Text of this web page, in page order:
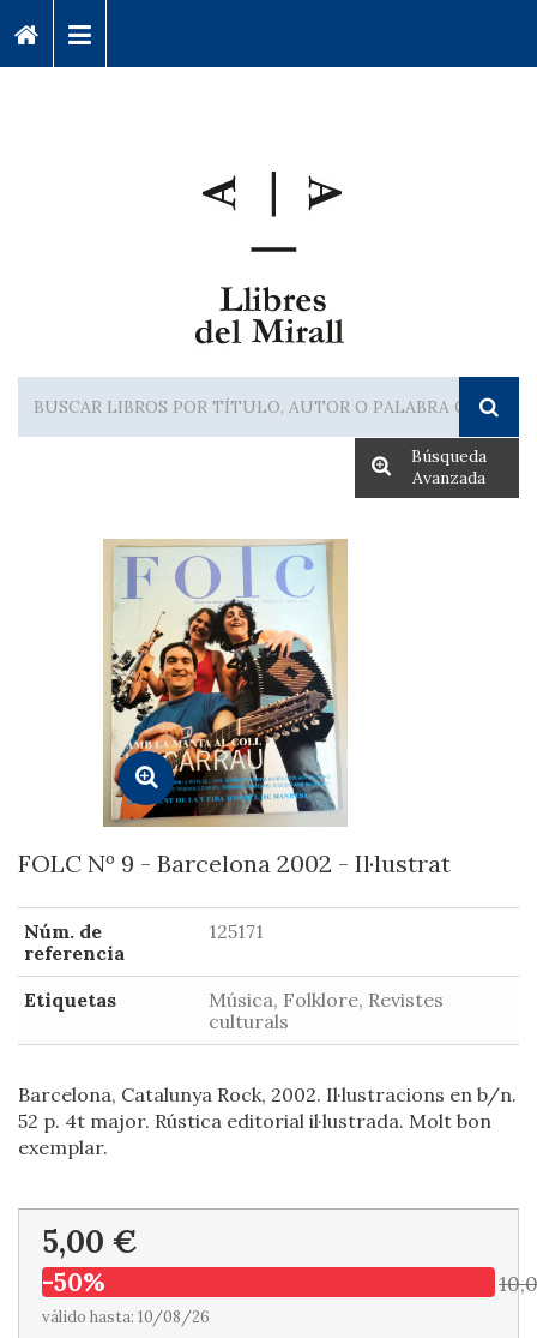
Búsqueda
Avanzada
FOLC Nº 9 - Barcelona 2002 - Il·lustrat
Núm. de
referencia
125171
Etiquetas
Música, Folklore, Revistes
culturals
Barcelona, Catalunya Rock, 2002. Il·lustracions en b/n.
52 p. 4t major. Rústica editorial il·lustrada. Molt bon
exemplar.
5,00 €
-50%
válido hasta: 10/08/26